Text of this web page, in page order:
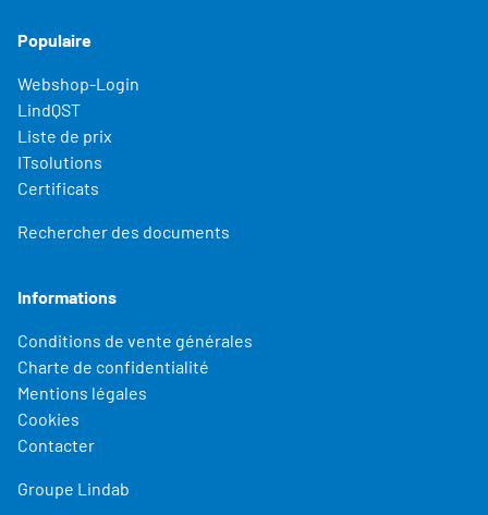
Populaire
Webshop-Login
LindQST
Liste de prix
ITsolutions
Certificats
Rechercher des documents
Informations
Conditions de vente générales
Charte de confidentialité
Mentions légales
Cookies
Contacter
Groupe Lindab